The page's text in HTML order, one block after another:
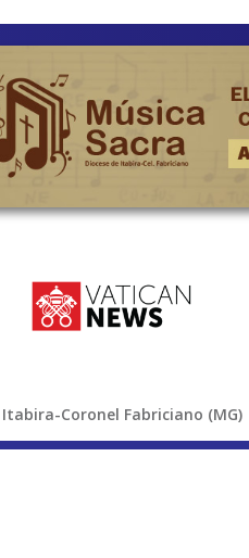
Itabira-Coronel Fabriciano